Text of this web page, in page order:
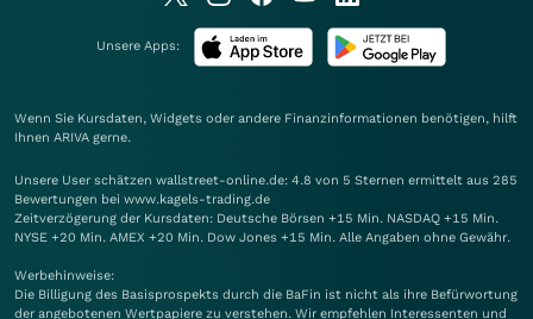
Unsere Apps:
Wenn Sie Kursdaten, Widgets oder andere Finanzinformationen benötigen, hilft
Ihnen ARIVA gerne.
Unsere User schätzen wallstreet-online.de: 4.8 von 5 Sternen ermittelt aus 285
Bewertungen bei www.kagels-trading.de
Zeitverzögerung der Kursdaten: Deutsche Börsen +15 Min. NASDAQ +15 Min.
NYSE +20 Min. AMEX +20 Min. Dow Jones +15 Min. Alle Angaben ohne Gewähr.
Werbehinweise:
Die Billigung des Basisprospekts durch die BaFin ist nicht als ihre Befürwortung
der angebotenen Wertpapiere zu verstehen. Wir empfehlen Interessenten und